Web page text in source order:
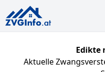
Edikte
Aktuelle